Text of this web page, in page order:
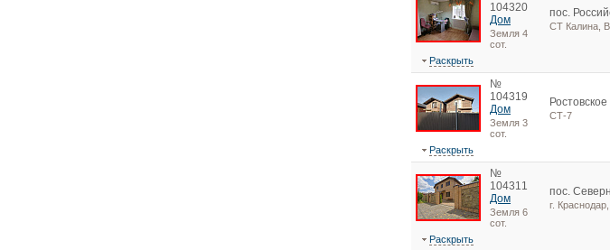
104320
Дом
Земля 4
сот.
пос.
СТ Калина,
Раскрыть
№
104319
Дом
Земля 3
сот.
СТ-7
Раскрыть
№
104311
Дом
Земля 6
сот.
пос.
г.
Раскрыть